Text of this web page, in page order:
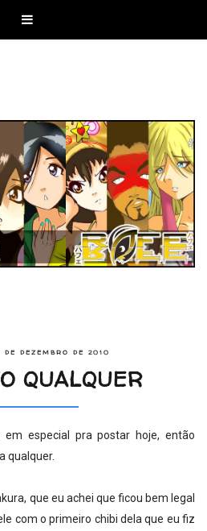

DE DEZEMBRO DE 2010
QUALQUER
especial pra postar hoje, então
qualquer.
que eu achei que ficou bem legal
com o primeiro chibi dela que eu fiz